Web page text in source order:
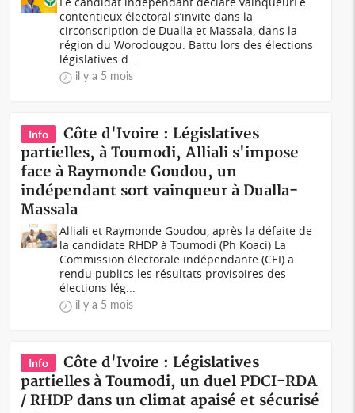
contentieux électoral s’invite dans la
circonscription de Dualla et Massala, dans la
région du Worodougou. Battu lors des élections
législatives d...
il y a 5 mois
Info
Côte d'Ivoire : Législatives
partielles, à Toumodi, Alliali s'impose
face à Raymonde Goudou, un
indépendant sort vainqueur à Dualla-
Massala
Alliali et Raymonde Goudou, après la défaite de
la candidate RHDP à Toumodi (Ph Koaci) La
Commission électorale indépendante (CEI) a
rendu publics les résultats provisoires des
élections lég...
il y a 5 mois
Info
Côte d'Ivoire : Législatives
partielles à Toumodi, un duel PDCI-RDA
/ RHDP dans un climat apaisé et sécurisé